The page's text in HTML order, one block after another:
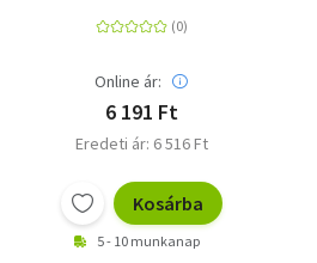
Online ár:
6 191 Ft
Eredeti ár: 6 516 Ft
Kosárba
5 - 10 munkanap